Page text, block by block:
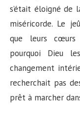
s’était éloigné de
miséricorde. Le
que leurs cœurs
pourquoi Dieu
changement
recherchait pas
prêt à marcher